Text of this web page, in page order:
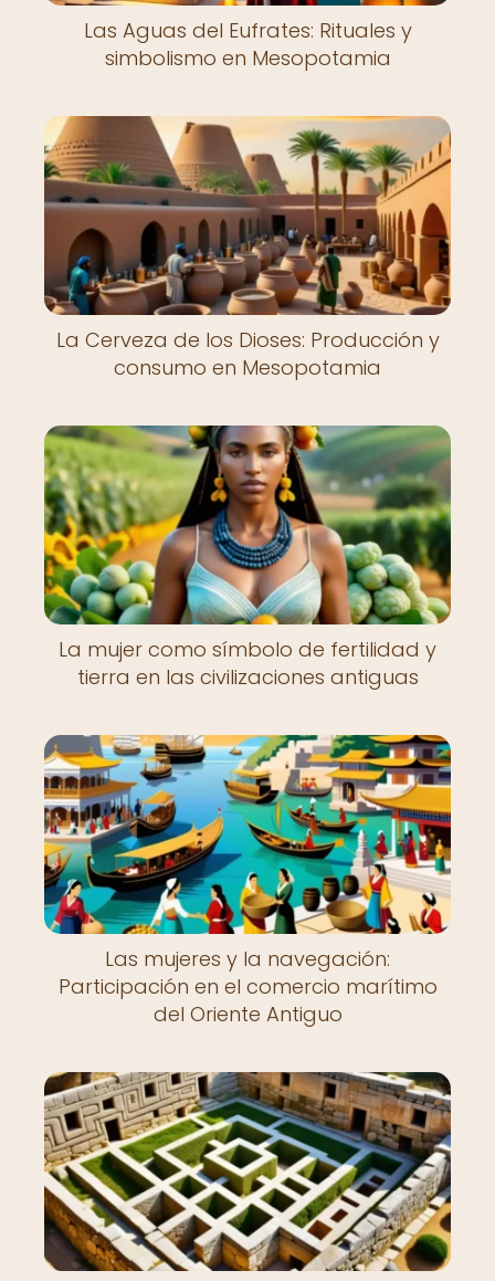
Las Aguas del Eufrates: Rituales y
simbolismo en Mesopotamia
La Cerveza de los Dioses: Producción y
consumo en Mesopotamia
La mujer como símbolo de fertilidad y
tierra en las civilizaciones antiguas
Las mujeres y la navegación:
Participación en el comercio marítimo
del Oriente Antiguo